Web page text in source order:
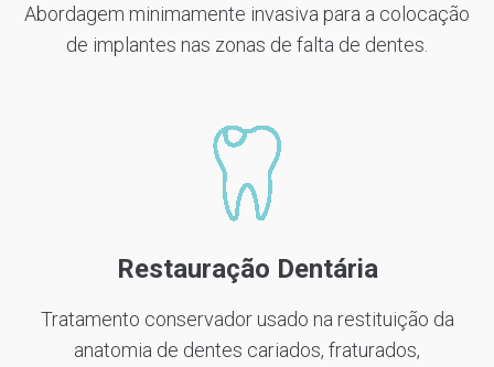
Abordagem minimamente invasiva para a colocação
de implantes nas zonas de falta de dentes.
Restauração Dentária
Tratamento conservador usado na restituição da
anatomia de dentes cariados, fraturados,